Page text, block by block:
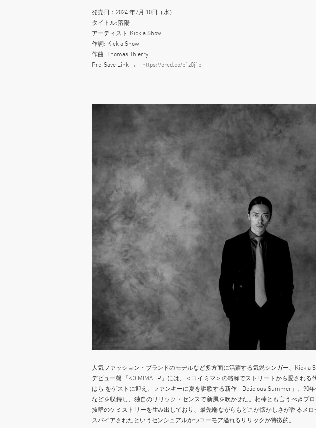
発売日：2024 年7月 10日（水）
タイトル:落陽
アーティスト:Kick a Show
作詞: Kick a Show
作曲: Thomas Thierry
Pre-Save Link → https://orcd.co/b1z0j1p
人気ファッション・ブランドのモデルなど多方面に活躍する気鋭シンガー、Kick a
デビュー盤『KOIMIMA EP』には、＜コイミマ＞の略称でストリートから愛され
はら をゲストに迎え、ファンキーに夏を謳歌する新作「Delicious Summer」、90年
などを収録し、独自のリリック・センスで新風を吹かせた。相棒とも言うべきプ
抜群のケミストリーを生み出しており、最先端ながらもどこか懐かしさが香るメ
スパイアされたというセンシュアルかつユーモア溢れるリリックが特徴的。